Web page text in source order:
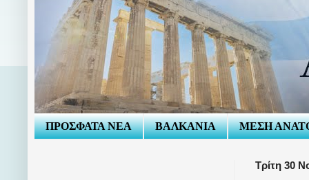
ΠΡΟΣΦΑΤΑ ΝΕΑ ΒΑΛΚΑΝΙΑ ΜΕΣΗ
Τρίτη 30